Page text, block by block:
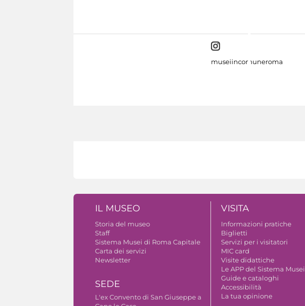
museiincomuneroma
IL MUSEO
Storia del museo
Staff
Sistema Musei di Roma Capitale
Carta dei servizi
Newsletter
SEDE
L'ex Convento di San Giuseppe a
VISITA
Informazioni pratiche
Biglietti
Servizi per i visitatori
MIC card
Visite didattiche
Le APP del Sistema Musei
Guide e cataloghi
Accessibilità
La tua opinione